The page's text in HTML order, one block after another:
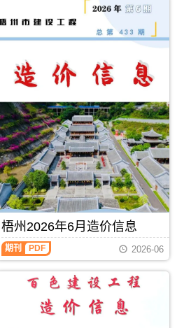
月
造
（钦
设
工
程
造
价
信
息）
期
刊，
由
钦
州
市
建
梧州2026年6月造价信息
梧
州
期刊 PDF 2026-06